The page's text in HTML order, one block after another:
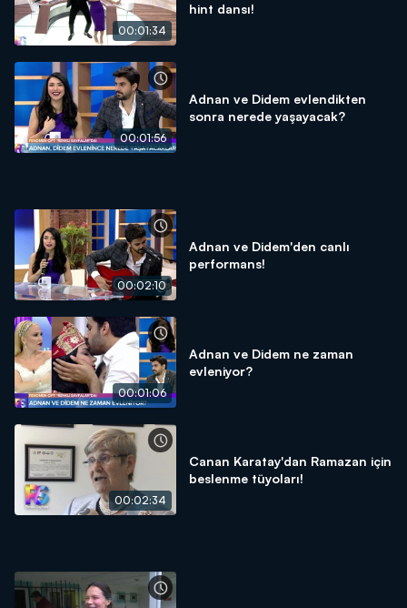
00:01:34
hint dansı!
00:01:56
Adnan ve Didem evlendikten
sonra nerede yaşayacak?
00:02:10
Adnan ve Didem'den canlı
performans!
00:01:06
Adnan ve Didem ne zaman
evleniyor?
00:02:34
Canan Karatay'dan Ramazan için
beslenme tüyoları!